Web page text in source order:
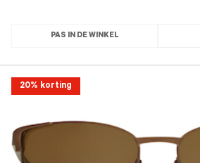
PAS IN DE WINKEL
20% korting